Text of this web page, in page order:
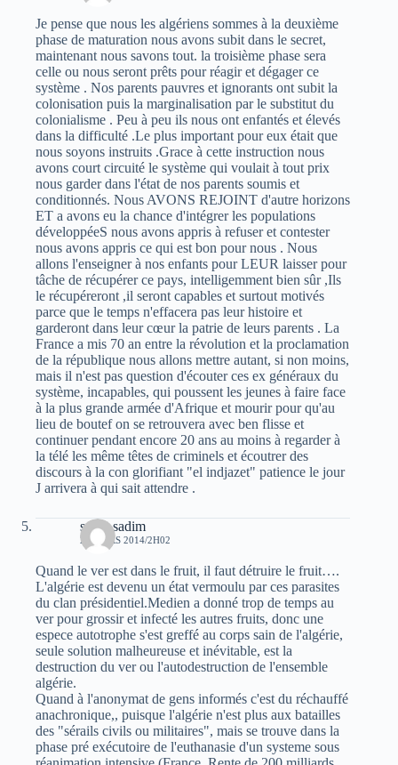
Je pense que nous les algériens sommes à la deuxième
phase de maturation nous avons subit dans le secret,
maintenant nous savons tout. la troisième phase sera
celle ou nous seront prêts pour réagir et dégager ce
système . Nos parents pauvres et ignorants ont subit la
colonisation puis la marginalisation par le substitut du
colonialisme . Peu à peu ils nous ont enfantés et élevés
dans la difficulté .Le plus important pour eux était que
nous soyons instruits .Grace à cette instruction nous
avons court circuité le système qui voulait à tout prix
nous garder dans l'état de nos parents soumis et
conditionnés. Nous AVONS REJOINT d'autre horizons
ET a avons eu la chance d'intégrer les populations
développéeS nous avons appris à refuser et contester
nous avons appris ce qui est bon pour nous . Nous
allons l'enseigner à nos enfants pour LEUR laisser pour
tâche de récupérer ce pays, intelligemment bien sûr ,Ils
le récupéreront ,il seront capables et surtout motivés
parce que le temps n'effacera pas leur histoire et
garderont dans leur cœur la patrie de leurs parents . La
France a mis 70 an entre la révolution et la proclamation
de la république nous allons mettre autant, si non moins,
mais il n'est pas question d'écouter ces ex généraux du
système, incapables, qui poussent les jeunes à faire face
à la plus grande armée d'Afrique et mourir pour qu'au
lieu de boutef on se retrouvera avec ben flisse et
continuer pendant encore 20 ans au moins à regarder à
la télé les même têtes de criminels et écoutrer des
discours à la con glorifiant "el indjazet" patience le jour
J arrivera à qui sait attendre .
sarah sadim
22 MARS 2014/2H02
Quand le ver est dans le fruit, il faut détruire le fruit….
L'algérie est devenu un état vermoulu par ces parasites
du clan présidentiel.Medien a donné trop de temps au
ver pour grossir et infecté les autres fruits, donc une
espece autotrophe s'est greffé au corps sain de l'algérie,
seule solution malheureuse et inévitable, est la
destruction du ver ou l'autodestruction de l'ensemble
algérie.
Quand à l'anonymat de gens informés c'est du réchauffé
anachronique,, puisque l'algérie n'est plus aux batailles
des "sérails civils ou militaires", mais se trouve dans la
phase pré exécutoire de l'euthanasie d'un systeme sous